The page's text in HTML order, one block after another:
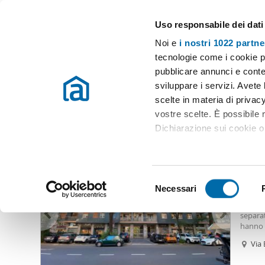
Uso responsabile dei dati
Noi e i nostri 1022
tecnologie come i cookie
pubblicare annunci e
sviluppare i servizi.
scelte in materia di
vostre scelte. È possibile
Dichiarazione sui cookie
Identificare il tuo
(impronte digitali).
Approfondisci come
dettagli. Puoi modificare
Utilizziamo i cookie per
e
e
z
Necessari
Case e appartamenti in affitto in tutta Italia
Scegli la zona
Affitto Milano Appartamenti Affitto Milano
Appartamento affitto giardino milano (2526 immobili)
hanno
quali
Via